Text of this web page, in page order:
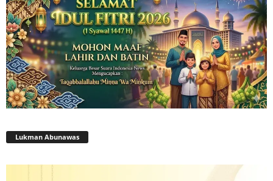
Lukman Abunawas